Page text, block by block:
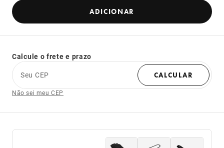
ADICIONAR
Calcule o frete e prazo
Seu CEP
CALCULAR
Não sei meu CEP